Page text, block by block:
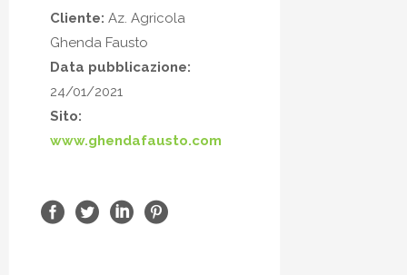
Cliente: Az. Agricola
Ghenda Fausto
Data pubblicazione:
24/01/2021
Sito:
www.ghendafausto.com